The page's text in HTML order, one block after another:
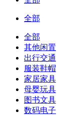
全部
全部
其他闲置
出行交通
服装鞋帽
家居家具
母婴玩具
图书文具
数码电子